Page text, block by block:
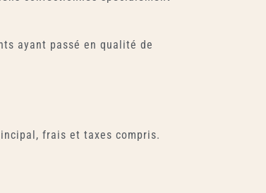
ayant passé en qualité de
frais et taxes compris.